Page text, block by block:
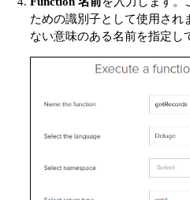
ための識別子として使用され
ない意味のある名前を指定し